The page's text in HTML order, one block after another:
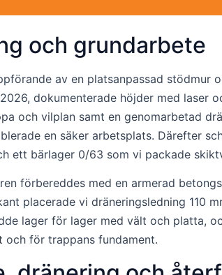
och grundarbete
av en platsanpassad stödmur
dokumenterade höjder med laser
och vilplan samt en genomarbetad
en säker arbetsplats. Därefter
ett bärlager 0/63 som vi packade
förbereddes med en armerad
placerade vi dräneringsledning 110
lager för lager med vält och platta,
för trappans fundament.